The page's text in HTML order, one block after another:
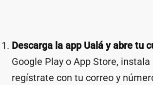
Descarga la app Ualá y abre tu
Google Play o App Store,
regístrate con tu correo y